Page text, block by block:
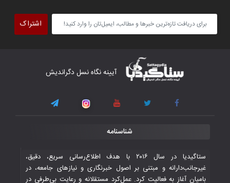
پیروزی قاطع در برابر تاجیکستان محکم
برداشت
کار دشوار تیم ملی فوتسال افغانستان در
گروه مرگ بازی‌های همبستگی کشورهای
اسلامی
تاریخی ایران
اشتراک
آیینه نگاه نسل دگراندیش
شناسنامه
ستاگیدیا در سال ۲۰۱۶ با هدف اطلاع‌رسانی سریع، دقیق،
غیرجانب‌دارانه و مبتنی بر اصول خبرنگاری و نیازهای جامعه، در
بامیان آغاز به فعالیت کرد. عمل‌کرد مستقلانه و رعایت بی‌طرفی در